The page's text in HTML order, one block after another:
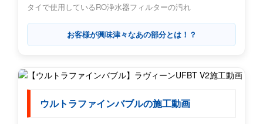
タイで使用しているRO浄水器フィルターの汚れ
お客様が興味津々なあの部分とは！？
ウルトラファインバブルの施工動画